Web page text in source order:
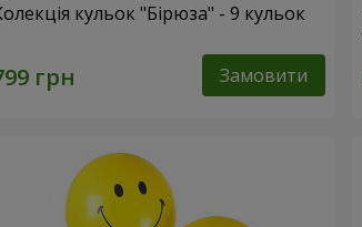
кульок "Бірюза" - 9 кульок
Замовити